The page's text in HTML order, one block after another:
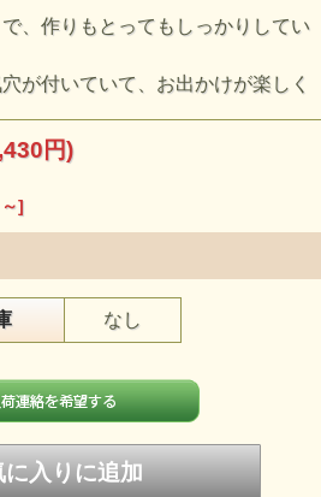
、作りもとってもしっかりしてい
が付いていて、お出かけが楽しく
円)
]
なし